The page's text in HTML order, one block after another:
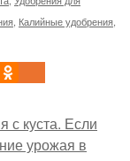
Калийные удобрения